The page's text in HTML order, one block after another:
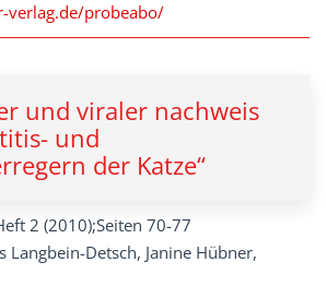
verlag.de/probeabo/
und viraler nachweis
und
der Katze“
2 (2010);Seiten 70-77
Langbein-Detsch, Janine Hübner,